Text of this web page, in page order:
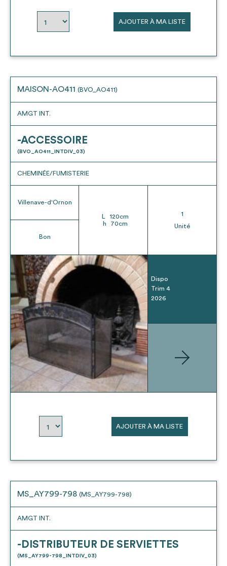
AJOUTER À MA LISTE
MAISON-AO411 (BVO_AO411)
AMGT INT.
-ACCESSOIRE
(BVO_AO411_INTDIV_03)
CHEMINÉE/FUMISTERIE
Villenave-d'Ornon
Bon
L 120cm
h
70cm
1
Unité
Dispo
Trim 4
2026
AJOUTER À MA LISTE
MS_AY799-798 (MS_AY799-798)
AMGT INT.
-DISTRIBUTEUR DE SERVIETTES
(MS_AY799-798_INTDIV_03)